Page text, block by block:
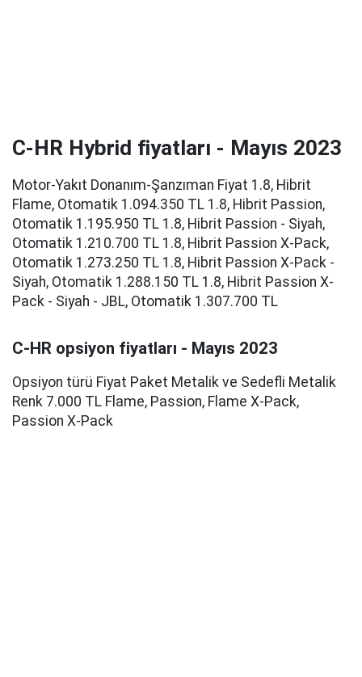
C-HR Hybrid fiyatları - Mayıs 2023
Motor-Yakıt Donanım-Şanzıman Fiyat 1.8, Hibrit
Flame, Otomatik 1.094.350 TL 1.8, Hibrit Passion,
Otomatik 1.195.950 TL 1.8, Hibrit Passion - Siyah,
Otomatik 1.210.700 TL 1.8, Hibrit Passion X-Pack,
Otomatik 1.273.250 TL 1.8, Hibrit Passion X-Pack -
Siyah, Otomatik 1.288.150 TL 1.8, Hibrit Passion X-
Pack - Siyah - JBL, Otomatik 1.307.700 TL
C-HR opsiyon fiyatları - Mayıs 2023
Opsiyon türü Fiyat Paket Metalik ve Sedefli Metalik
Renk 7.000 TL Flame, Passion, Flame X-Pack,
Passion X-Pack